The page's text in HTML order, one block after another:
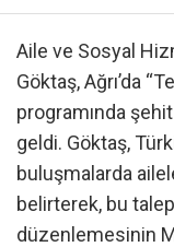
Aile ve Sosyal
Göktaş, Ağrı’da
programında
geldi. Göktaş,
buluşmalarda
belirterek, bu
düzenlemesinin